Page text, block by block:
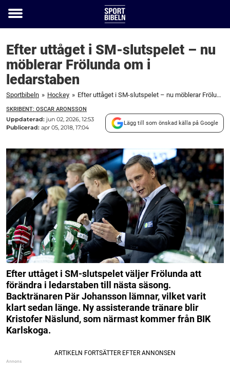
Toggle
Efter uttåget i SM-slutspelet – nu
möblerar Frölunda om i
ledarstaben
Sportbibeln » Hockey » Efter uttåget i SM-slutspelet – nu möblerar Frölunda om i ledarstaben
SKRIBENT: OSCAR ARONSSON
Uppdaterad: jun 02, 2026, 12:53
Publicerad: apr 05, 2018, 17:04
Lägg till som önskad källa på Google
Efter uttåget i SM-slutspelet väljer Frölunda att
förändra i ledarstaben till nästa säsong.
Backtränaren Pär Johansson lämnar, vilket varit
klart sedan länge. Ny assisterande tränare blir
Kristofer Näslund, som närmast kommer från BIK
Karlskoga.